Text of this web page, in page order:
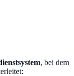
, bei dem